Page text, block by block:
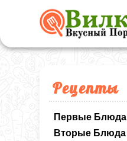
Рецепты
Первые Блюда
Вторые Блюда